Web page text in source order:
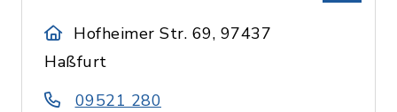
Hofheimer Str. 69, 97437
Haßfurt
09521 280